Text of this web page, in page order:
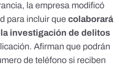
la empresa modificó
para incluir que colaborará
investigación de delitos
Afirman que podrán
de teléfono si reciben